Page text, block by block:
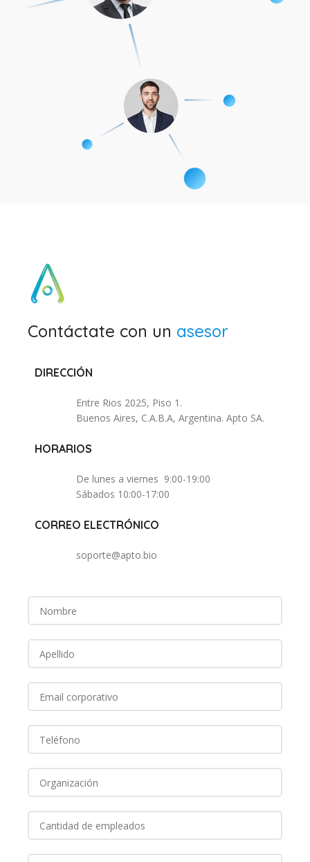
Contáctate con un asesor
DIRECCIÓN
Entre Rios 2025, Piso 1.
Buenos Aires, C.A.B.A, Argentina. Apto SA.
HORARIOS
De lunes a viernes 9:00-19:00
Sábados 10:00-17:00
CORREO ELECTRÓNICO
soporte@apto.bio